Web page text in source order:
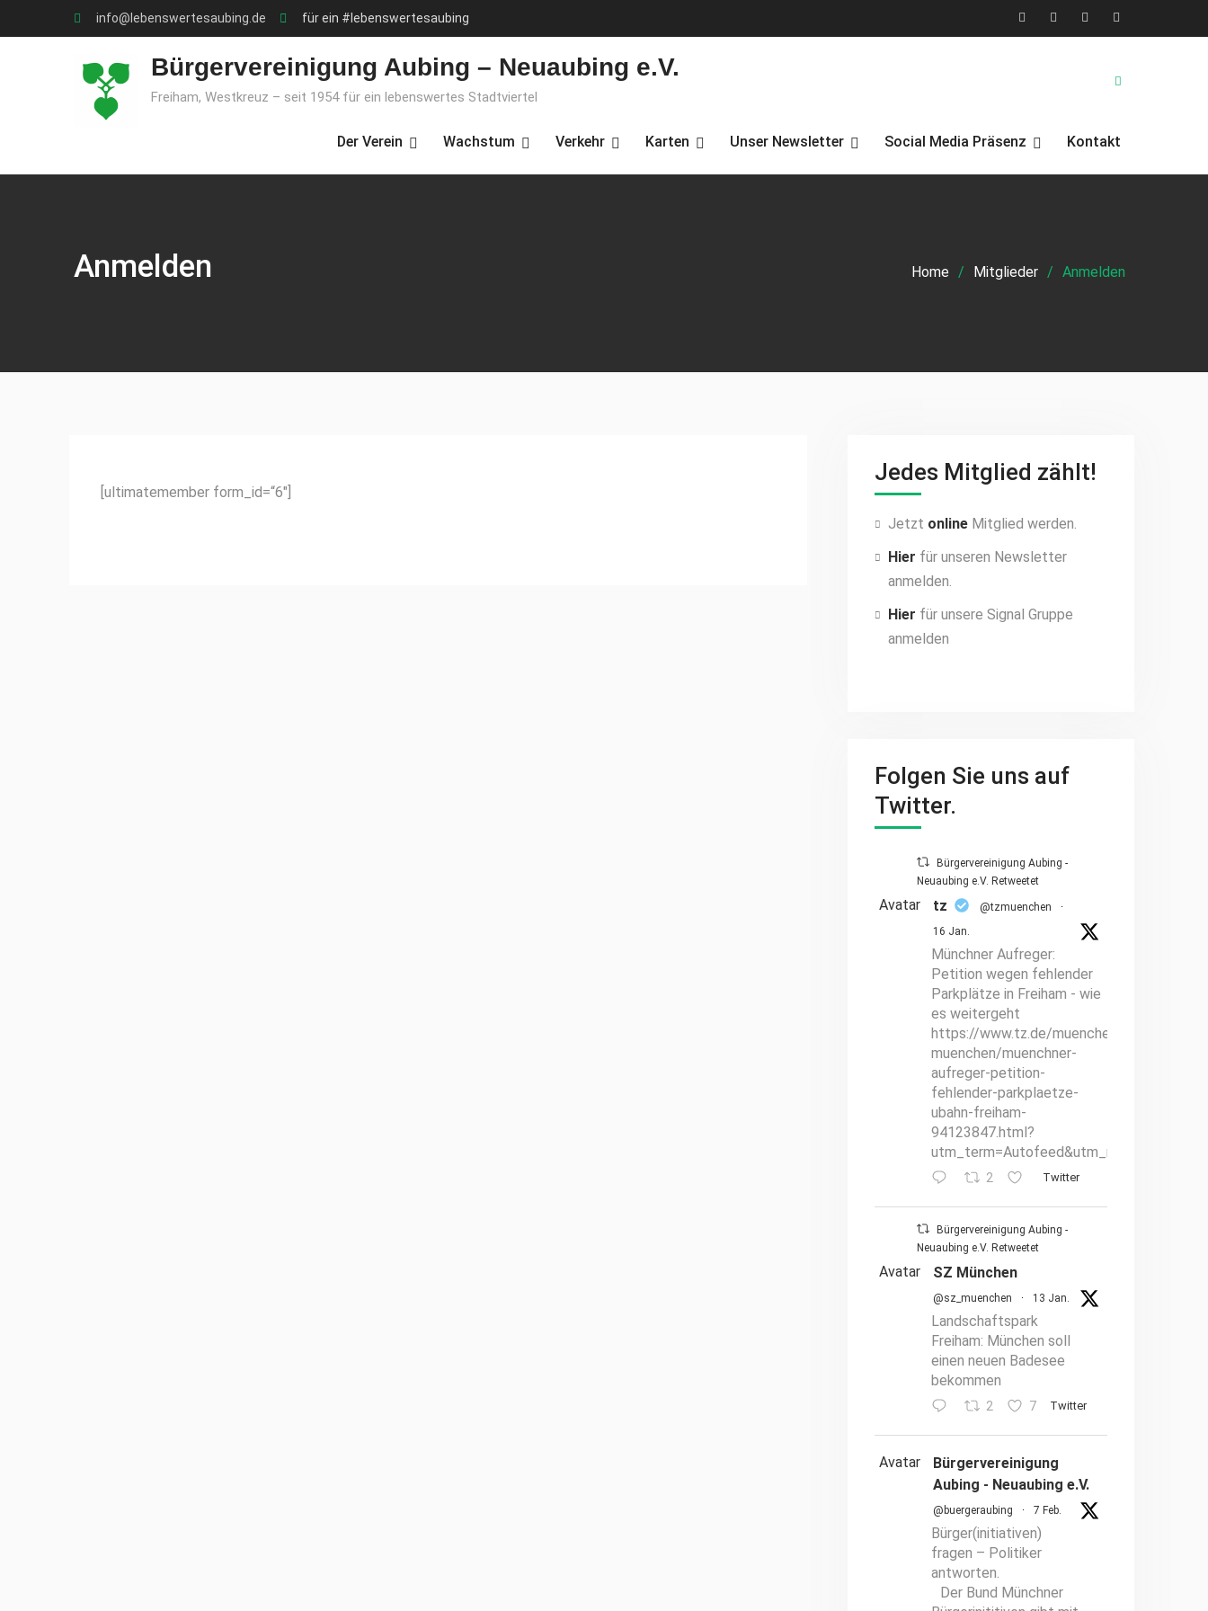
to
info@lebenswertesaubing.de für ein #lebenswertesaubing
X
Facebook
YouTubeInstagram
Bürgervereinigung Aubing – Neuaubing e.V.
Freiham, Westkreuz – seit 1954 für ein lebenswertes Stadtviertel
Der Verein Wachstum Verkehr Karten Unser Newsletter Social Media Präsenz Kontakt
Anmelden Home Mitglieder Anmelden
[ultimatemember form_id=“6″]
Jedes Mitglied zählt!
Jetzt online Mitglied werden.
Hier für unseren Newsletter
anmelden.
Hier für unsere Signal Gruppe
anmelden
Folgen Sie uns auf
Twitter.
Bürgervereinigung Aubing -
Neuaubing e.V. Retweetet
Avatar tz @tzmuenchen
·
16 Jan.
Münchner Aufreger:
Petition wegen fehlender
Parkplätze in Freiham - wie
es weitergeht
https://www.tz.de/muenchen/stadt/hallo-
muenchen/muenchner-
aufreger-petition-
fehlender-parkplaetze-
ubahn-freiham-
94123847.html?
2 Twitter
Bürgervereinigung Aubing -
Neuaubing e.V. Retweetet
Avatar SZ München
@sz_muenchen · 13 Jan.
Landschaftspark
Freiham: München soll
einen neuen Badesee
bekommen
2 7 Twitter
Avatar
Bürgervereinigung
Aubing - Neuaubing e.V.
@buergeraubing · 7 Feb.
Bürger(initiativen)
fragen – Politiker
antworten.
Der Bund Münchner